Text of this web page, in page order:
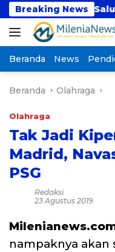
Langsung
ke
konten
Breaking News
Sumut Salurkan
Beranda News
Beranda Olahraga
Olahraga
Tak Jadi
Madrid,
PSG
Redaksi
23 Agustus 2019
nampaknya akan